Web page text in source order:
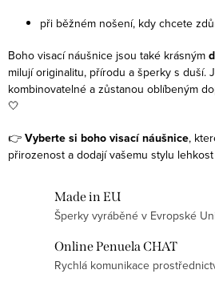
při běžném nošení, kdy chcete
Boho visací náušnice jsou také krásným
milují originalitu, přírodu a šperky s duší.
kombinovatelné a zůstanou oblíbeným
🤍
👉 Vyberte si boho visací náušnice,
přirozenost a dodají vašemu stylu
Made in EU
Šperky vyráběné v Evropské
Online Penuela CHAT
Rychlá komunikace